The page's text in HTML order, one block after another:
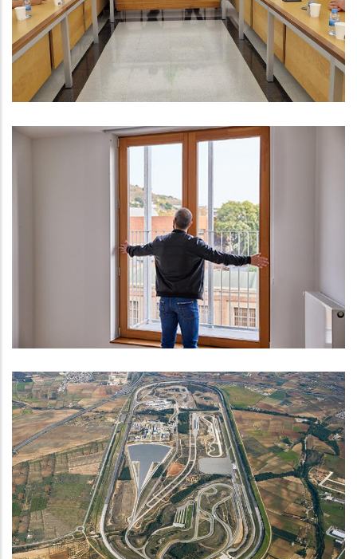
Mossos D'Esquadra
Subvencions Next Generation En
Matèria D'habitatge
P. econòmica
El Consell Comarcal Del Baix
Penedès Celebra L'anunci
D'adjudicació De La Nova
Concessió D'IDIADA
Ocupació